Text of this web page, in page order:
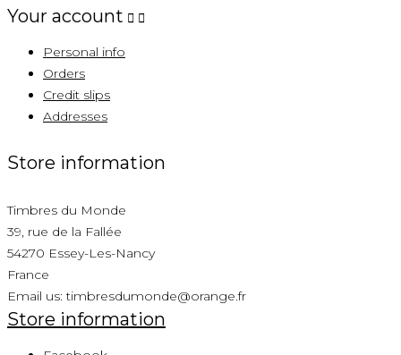
Your account  
Personal info
Orders
Credit slips
Addresses
Store information
Timbres du Monde
39, rue de la Fallée
54270 Essey-Les-Nancy
France
Email us:timbresdumonde@orange.fr
Store information